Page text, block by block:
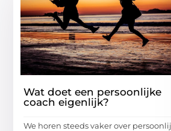
Wat doet een persoonlijke
coach eigenlijk?
We horen steeds vaker over